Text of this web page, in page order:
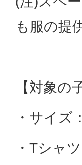
も服の提
【対象の
・サイズ
・Tシャ